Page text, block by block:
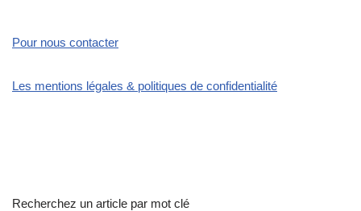
Pour nous contacter
Les mentions légales & politiques de confidentialité
Recherchez un article par mot clé